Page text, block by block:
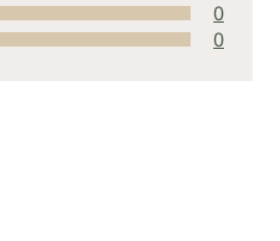
0
0